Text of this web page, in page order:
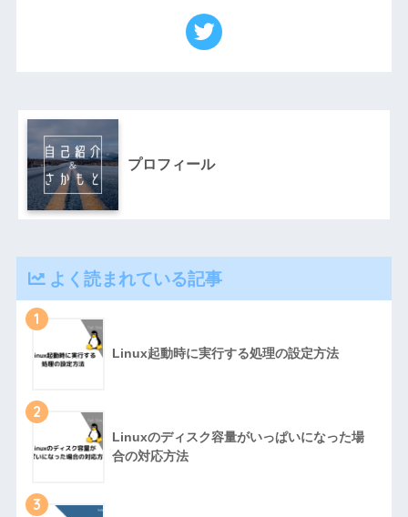
プロフィール
よく読まれている記事
1
Linux起動時に実行する処理の設定方法
2
Linuxのディスク容量がいっぱいになった場
合の対応方法
3